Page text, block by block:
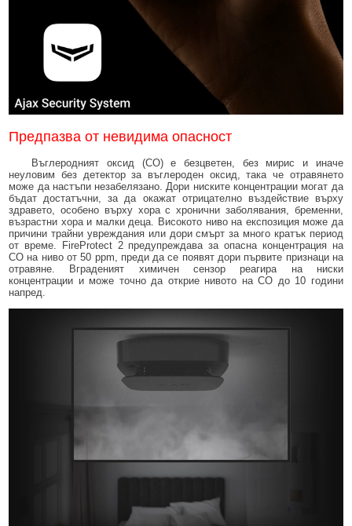
Предпазва от невидима опасност
Въглеродният оксид (CO) е безцветен, без мирис и иначе
неуловим без детектор за въглероден оксид, така че отравянето
може да настъпи незабелязано. Дори ниските концентрации могат да
бъдат достатъчни, за да окажат отрицателно въздействие върху
здравето, особено върху хора с хронични заболявания, бременни,
възрастни хора и малки деца. Високото ниво на експозиция може да
причини трайни увреждания или дори смърт за много кратък период
от време. FireProtect 2 предупреждава за опасна концентрация на
CO на ниво от 50 ppm, преди да се появят дори първите признаци на
отравяне. Вграденият химичен сензор реагира на ниски
концентрации и може точно да открие нивото на CO до 10 години
напред.